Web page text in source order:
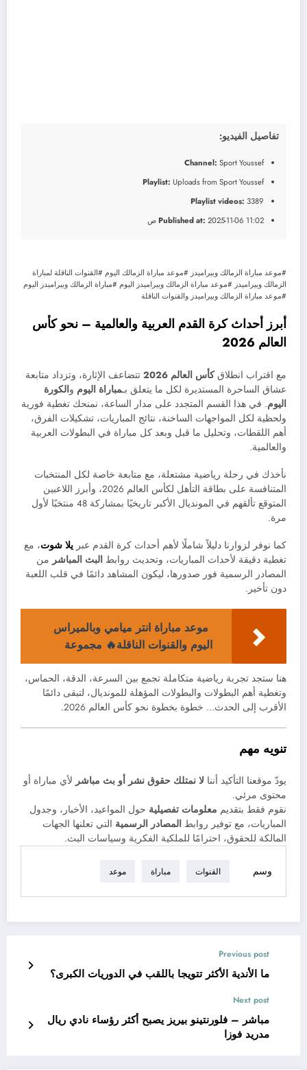
تفاصيل الفيديو:
Channel: Sport Youssef
Playlist: Uploads from Sport Youssef
Playlist videos: 3389
Published at: 2025-11-06 11:02 ص
#موعد مباراة الزمالك وبيراميدز #موعد مباراة الزمالك اليوم #القنوات الناقلة لمباراة
الزمالك وبيراميدز #موعد مباراة الزمالك وبيراميدز اليوم #مباراة الزمالك وبيراميدز اليوم
#موعد مباراة الزمالك وبيراميدز والقنوات الناقلة
أبرز أحداث كرة القدم العربية والعالمية – نحو كأس
العالم 2026
مع اقتراب انطلاقكأس العالم 2026
تتضاعف الإثارة، وتزداد متابعة
عشاق الساحرة المستديرة لكل ما يتعلق بـمباراة اليوم والكورة
اليوم. في هذا القسم المتجدد على مدار الساعة، نمنحك تغطية فورية
ولحظية لكل المواجهات الساخنة، نتائج المباريات، تشكيلات الفرق،
أهم اللقطات، وتحليل ما قبل وبعد كل مباراة في البطولات العربية
والعالمية.
نأخذك في رحلة رياضية مشتعلة، مع متابعة خاصة لكل المنتخبات
المتنافسة على بطاقة التأهل لكأس العالم 2026، وأبرز اللاعبين
المتوقع تألقهم في المونديال الأكبر تاريخيًا بمشاركة 48 منتخبًا لأول
مرة.
كما نوفر لزوارنا دليلاً شاملًا لأهم أحداث كرة القدم عبر يلا شوت، مع
تغطية دقيقة لأحداث المباريات، وتحديث روابط البث المباشر من
المصادر الرسمية فور صدورها، ليكون المشاهد دائمًا في قلب اللعبة
دون تأخير.
موعد مباراة انتر ميامي وبالميراس
اليوم والقنوات الناقلة🔥 مجموعة
هنا ستجد تجربة رياضية متكاملة تجمع بين السرعة، الدقة، الحماس،
وتغطية أهم البطولات والبطولات المؤهلة للمونديال، لتبقى دائمًا
الأقرب إلى الحدث… خطوة بخطوة نحو كأس العالم 2026.
تنويه مهم
يودّ موقعنا التأكيد أننا لا نمتلك حقوق نشر أو بث مباشر لأي مباراة أو
محتوى مرئي.
نقوم فقط بتقديم معلومات تفصيلية حول المواعيد، الأخبار، وجدول
المباريات، مع توفير روابط المصادر الرسمية التي تعلنها الجهات
المالكة للحقوق، احترامًا للملكية الفكرية وسياسات البث.
وسم القنوات مباراة موعد
Previous post
ما الأندية الأكثر تتويجا باللقب في الدوريات الكبرى؟
Next post
مباشر – فلورنتينو بيريز يصبح أكثر رؤساء نادي ريال
مدريد فوزا